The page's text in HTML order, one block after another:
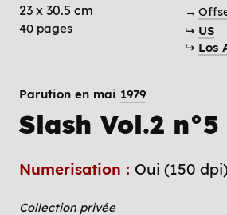
23 x 30.5 cm
40 pages
→
↪ US
↪ Los
Parution en mai 1979
Slash Vol.2 n°5
Numerisation : Oui (150
Collection privée